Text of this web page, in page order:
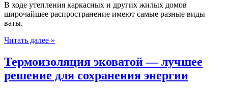
В ходе утепления каркасных и других жилых домов
широчайшее распространение имеют самые разные виды
ваты.
Читать далее »
Термоизоляция эковатой — лучшее
решение для сохранения энергии